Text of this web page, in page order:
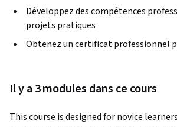
Développez des compétences
projets pratiques
Obtenez un certificat professionnel
Il y a 3 modules dans ce cours
This course is designed for novice